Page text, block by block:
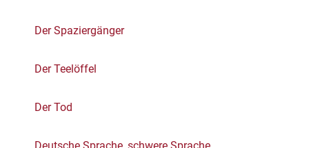
Der Spaziergänger
Der Teelöffel
Der Tod